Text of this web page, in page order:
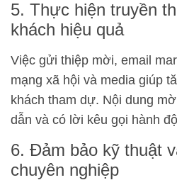
5. Thực hiện truyền
khách hiệu quả
Việc gửi thiệp mời, email
mạng xã hội và media giúp
khách tham dự. Nội dung
dẫn và có lời kêu gọi hành
6. Đảm bảo kỹ thuật
chuyên nghiệp